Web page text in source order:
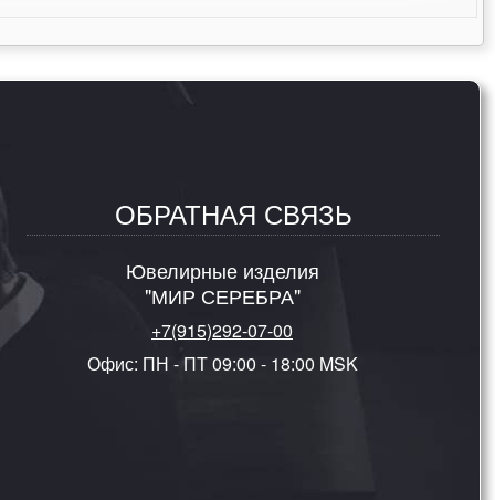
ОБРАТНАЯ СВЯЗЬ
Ювелирные изделия
"МИР СЕРЕБРА"
+7(915)292-07-00
Офис: ПН - ПТ 09:00 - 18:00 MSK